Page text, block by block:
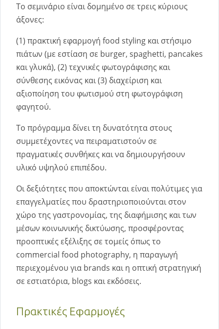
Το σεμινάριο είναι δομημένο σε τρεις κύριους
άξονες:
(1) πρακτική εφαρμογή food styling και στήσιμο
πιάτων (με εστίαση σε burger, spaghetti, pancakes
και γλυκά), (2) τεχνικές φωτογράφισης και
σύνθεσης εικόνας και (3) διαχείριση και
αξιοποίηση του φωτισμού στη φωτογράφιση
φαγητού.
Το πρόγραμμα δίνει τη δυνατότητα στους
συμμετέχοντες να πειραματιστούν σε
πραγματικές συνθήκες και να δημιουργήσουν
υλικό υψηλού επιπέδου.
Οι δεξιότητες που αποκτώνται είναι πολύτιμες για
επαγγελματίες που δραστηριοποιούνται στον
χώρο της γαστρονομίας, της διαφήμισης και των
μέσων κοινωνικής δικτύωσης, προσφέροντας
προοπτικές εξέλιξης σε τομείς όπως το
commercial food photography, η παραγωγή
περιεχομένου για brands και η οπτική στρατηγική
σε εστιατόρια, blogs και εκδόσεις.
Πρακτικές Εφαρμογές